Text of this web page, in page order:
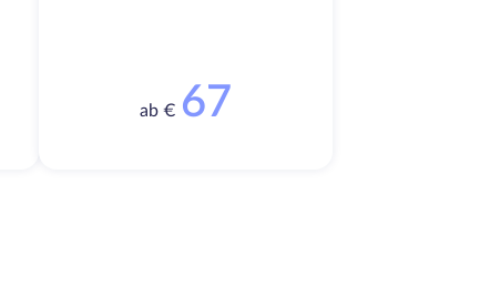
ab € 67